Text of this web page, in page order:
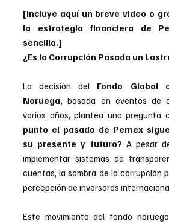
[Incluye aquí un breve video o
la estrategia financiera de
sencilla.]
¿Es la Corrupción Pasada un
La decisión del Fondo Global
Noruega, basada en eventos de
varios años, plantea una pregunta
punto el pasado de Pemex
su presente y futuro? A pesar
implementar sistemas de
cuentas, la sombra de la corrupción
percepción de inversores
Este movimiento del fondo